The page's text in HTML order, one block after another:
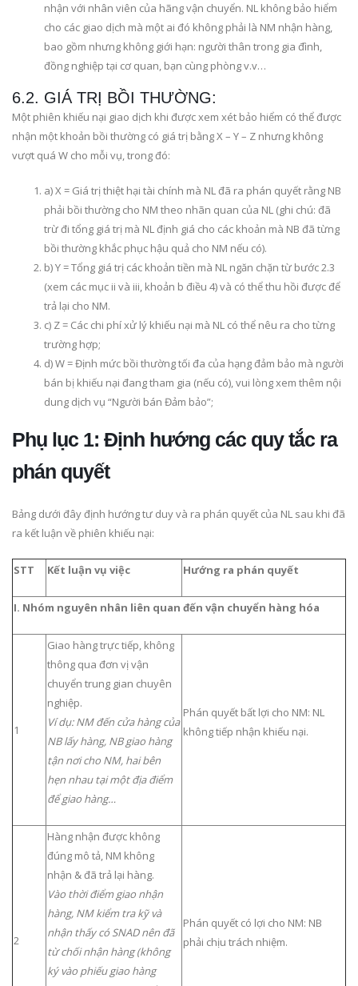
nhận với nhân viên của hãng vận chuyển. NL không bảo hiểm
cho các giao dịch mà một ai đó không phải là NM nhận hàng,
bao gồm nhưng không giới hạn: người thân trong gia đình,
đồng nghiệp tại cơ quan, bạn cùng phòng v.v…
6.2. GIÁ TRỊ BỒI THƯỜNG:
Một phiên khiếu nại giao dịch khi được xem xét bảo hiểm có thể được
nhận một khoản bồi thường có giá trị bằng X – Y – Z nhưng không
vượt quá W cho mỗi vụ, trong đó:
a) X = Giá trị thiệt hại tài chính mà NL đã ra phán quyết rằng NB
phải bồi thường cho NM theo nhãn quan của NL (ghi chú: đã
trừ đi tổng giá trị mà NL định giá cho các khoản mà NB đã từng
bồi thường khắc phục hậu quả cho NM nếu có).
b) Y = Tổng giá trị các khoản tiền mà NL ngăn chặn từ bước 2.3
(xem các mục ii và iii, khoản b điều 4) và có thể thu hồi được để
trả lại cho NM.
c) Z = Các chi phí xử lý khiếu nại mà NL có thể nêu ra cho từng
trường hợp;
d) W = Định mức bồi thường tối đa của hạng đảm bảo mà người
bán bị khiếu nại đang tham gia (nếu có), vui lòng xem thêm nội
dung dịch vụ “Người bán Đảm bảo”;
Phụ lục 1: Định hướng các quy tắc ra
phán quyết
Bảng dưới đây định hướng tư duy và ra phán quyết của NL sau khi đã
ra kết luận về phiên khiếu nại:
STT Kết luận vụ việc Hướng ra phán quyết
I. Nhóm nguyên nhân liên quan đến vận chuyển hàng hóa
1
Giao hàng trực tiếp, không
thông qua đơn vị vận
chuyển trung gian chuyên
nghiệp.
Ví dụ: NM đến cửa hàng của
NB lấy hàng, NB giao hàng
tận nơi cho NM, hai bên
hẹn nhau tại một địa điểm
để giao hàng…
Phán quyết bất lợi cho NM: NL
không tiếp nhận khiếu nại.
2
Hàng nhận được không
đúng mô tả, NM không
nhận & đã trả lại hàng.
Vào thời điểm giao nhận
hàng, NM kiểm tra kỹ và
nhận thấy có SNAD nên đã
từ chối nhận hàng (không
ký vào phiếu giao hàng
Phán quyết có lợi cho NM: NB
phải chịu trách nhiệm.